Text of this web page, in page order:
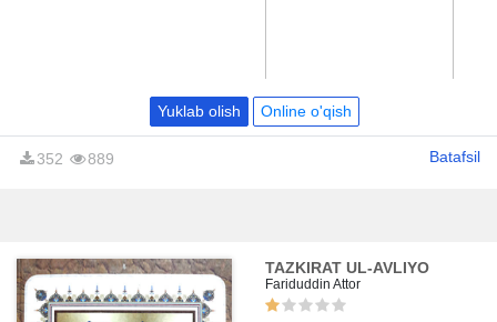
Yuklab olish Online o'qish
352 889 Batafsil
TAZKIRAT UL-AVLIYO
Fariduddin Attor